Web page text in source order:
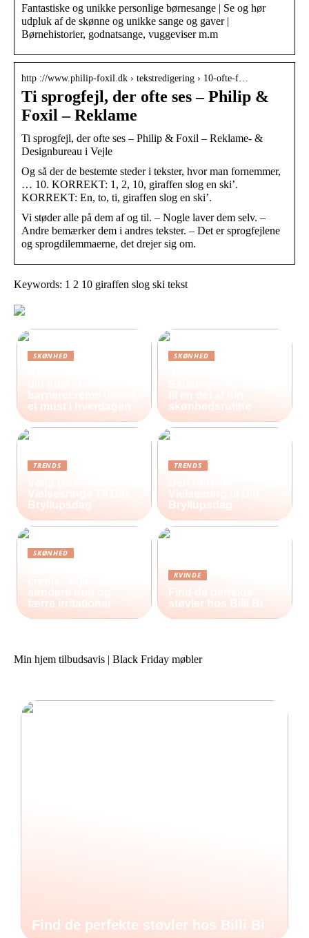
Fantastiske og unikke personlige børnesange | Se og hør
udpluk af de skønne og unikke sange og gaver |
Børnehistorier, godnatsange, vuggeviser m.m
http ://www.philip-foxil.dk › tekstredigering › 10-ofte-f…
Ti sprogfejl, der ofte ses – Philip &
Foxil – Reklame
Ti sprogfejl, der ofte ses – Philip & Foxil – Reklame- &
Designbureau i Vejle
Og så der de bestemte steder i tekster, hvor man fornemmer,
… 10. KORREKT: 1, 2, 10, giraffen slog en ski’.
KORREKT: En, to, ti, giraffen slog en ski’.
Vi støder alle på dem af og til. – Nogle laver dem selv. –
Andre bemærker dem i andres tekster. – Det er sprogfejlene
og sprogdilemmaerne, det drejer sig om.
Keywords: 1 2 10 giraffen slog ski tekst
SKØNHED
barrierecreme blevet
et must i hverdagen
SKØNHED
til en del af din
skønhedsrutine
TRENDS
Vielsesringe Til Din
Bryllupsdag
TRENDS
Vielsesring til Din
Bryllupsdag
SKØNHED
sundere hud og
færre irritationer
KVINDE
Find de perfekte
støvler hos Billi Bi
Min hjem tilbudsavis | Black Friday møbler
Find de perfekte støvler hos Billi Bi